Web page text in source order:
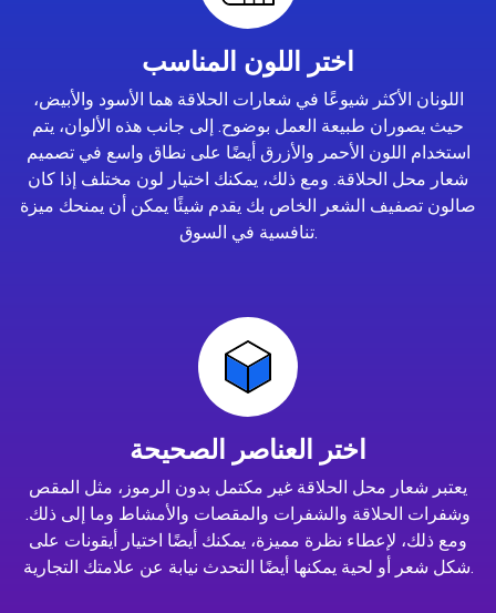
اختر اللون المناسب
اللونان الأكثر شيوعًا في شعارات الحلاقة هما الأسود والأبيض،
حيث يصوران طبيعة العمل بوضوح. إلى جانب هذه الألوان، يتم
استخدام اللون الأحمر والأزرق أيضًا على نطاق واسع في تصميم
شعار محل الحلاقة. ومع ذلك، يمكنك اختيار لون مختلف إذا كان
صالون تصفيف الشعر الخاص بك يقدم شيئًا يمكن أن يمنحك ميزة
تنافسية في السوق.
اختر العناصر الصحيحة
يعتبر شعار محل الحلاقة غير مكتمل بدون الرموز، مثل المقص
وشفرات الحلاقة والشفرات والمقصات والأمشاط وما إلى ذلك.
ومع ذلك، لإعطاء نظرة مميزة، يمكنك أيضًا اختيار أيقونات على
شكل شعر أو لحية يمكنها أيضًا التحدث نيابة عن علامتك التجارية.